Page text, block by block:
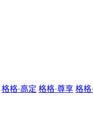
格格·高定 格格·尊享 格格